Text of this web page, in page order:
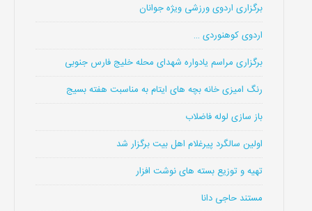
برگزاری اردوی ورزشی ویژه جوانان
اردوی کوهنوردی …
برگزاری مراسم یادواره شهدای محله خلیج فارس جنوبی
رنگ امیزی خانه بچه های ایتام به مناسبت هفته بسیج
باز سازی لوله فاضلاب
اولین سالگرد پیرغلام اهل بیت برگزار شد
تهیه و توزیع بسته های نوشت افزار
مستند حاجی دانا